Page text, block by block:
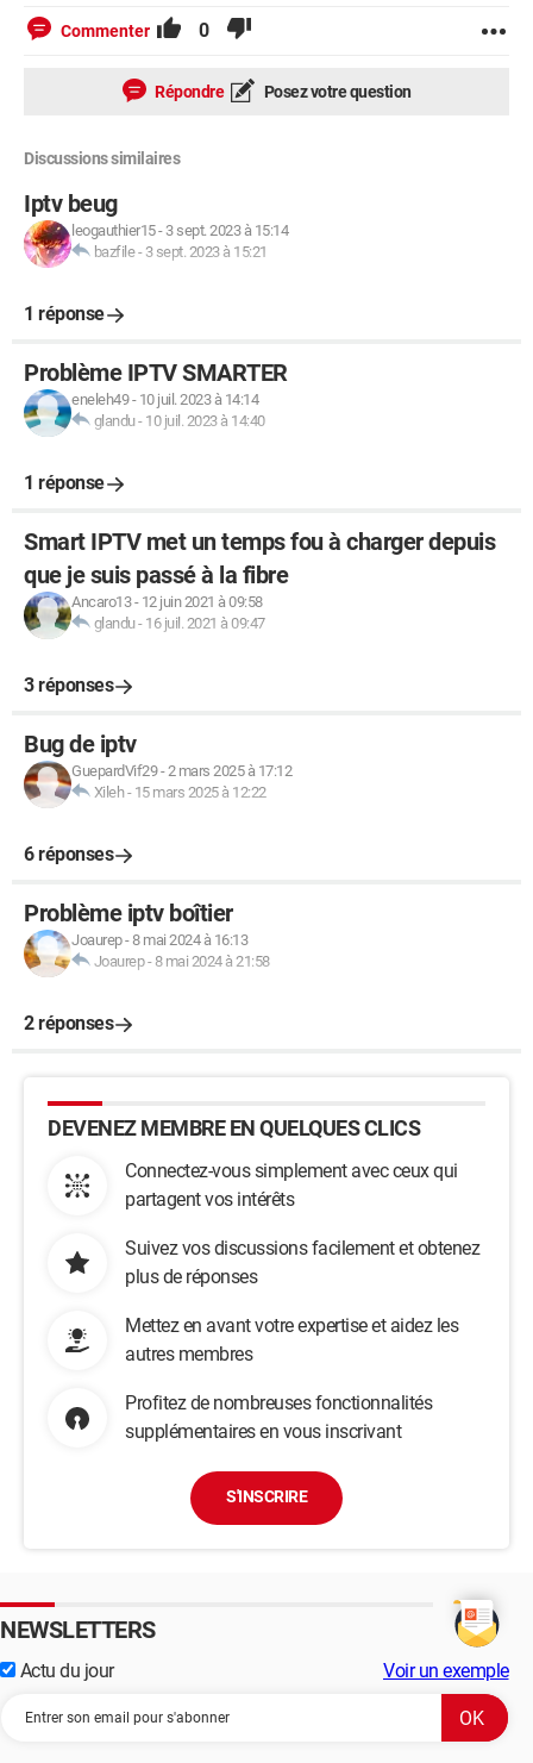
Commenter 0
Répondre Posez votre question
Discussions similaires
Iptv beug
leogauthier15- 3 sept. 2023 à 15:14
bazfile- 3 sept. 2023 à 15:21
1 réponse
Problème IPTV SMARTER
eneleh49- 10 juil. 2023 à 14:14
glandu- 10 juil. 2023 à 14:40
1 réponse
Smart IPTV met un temps fou à charger depuis
que je suis passé à la fibre
Ancaro13- 12 juin 2021 à 09:58
glandu- 16 juil. 2021 à 09:47
3 réponses
Bug de iptv
GuepardVif29-2 mars 2025 à 17:12
Xileh- 15 mars 2025 à 12:22
6 réponses
Problème iptv boîtier
Joaurep-8 mai 2024 à 16:13
Joaurep- 8 mai 2024 à 21:58
2 réponses
DEVENEZ MEMBRE EN QUELQUES CLICS
Connectez-vous simplement avec ceux qui
partagent vos intérêts
Suivez vos discussions facilement et obtenez
plus de réponses
Mettez en avant votre expertise et aidez les
autres membres
Profitez de nombreuses fonctionnalités
supplémentaires en vous inscrivant
S'INSCRIRE
NEWSLETTERS
Actu du jour Voir un exemple